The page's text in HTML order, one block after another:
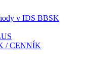
v IDS BBSK
/ CENNÍK